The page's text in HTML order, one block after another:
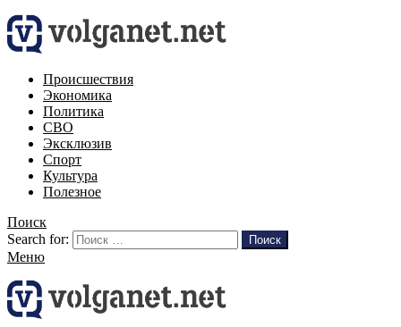
Происшествия
Экономика
Политика
СВО
Эксклюзив
Спорт
Культура
Полезное
Поиск
Search for:
Поиск
Меню